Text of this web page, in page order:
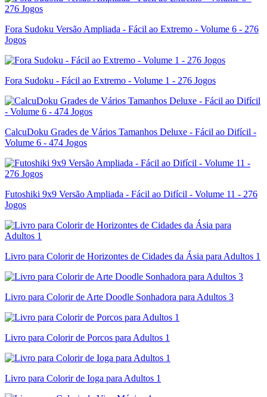
Fora Sudoku Versão Ampliada - Fácil ao Extremo - Volume 6 - 276
Jogos
Fora Sudoku - Fácil ao Extremo - Volume 1 - 276 Jogos
CalcuDoku Grades de Vários Tamanhos Deluxe - Fácil ao Difícil -
Volume 6 - 474 Jogos
Futoshiki 9x9 Versão Ampliada - Fácil ao Difícil - Volume 11 - 276
Jogos
Livro para Colorir de Horizontes de Cidades da Ásia para Adultos 1
Livro para Colorir de Arte Doodle Sonhadora para Adultos 3
Livro para Colorir de Porcos para Adultos 1
Livro para Colorir de Ioga para Adultos 1